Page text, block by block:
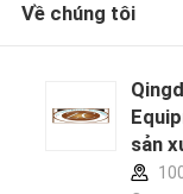
Về chúng tôi
sản